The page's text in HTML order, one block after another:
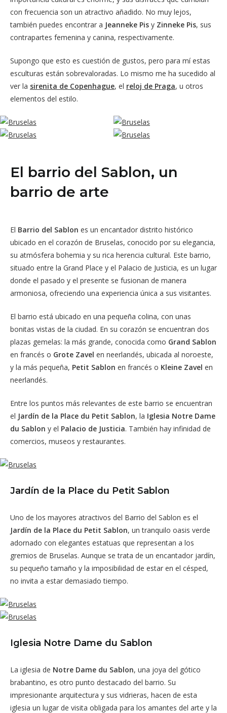
con frecuencia son un atractivo añadido. No muy lejos,
también puedes encontrar a Jeanneke Pis y Zinneke Pis, sus
contrapartes femenina y canina, respectivamente.
Supongo que esto es cuestión de gustos, pero para mí estas
esculturas están sobrevaloradas. Lo mismo me ha sucedido al
ver la sirenita de Copenhague, el reloj de Praga, u otros
elementos del estilo.
El barrio del Sablon, un
barrio de arte
El Barrio del Sablon es un encantador distrito histórico
ubicado en el corazón de Bruselas, conocido por su elegancia,
su atmósfera bohemia y su rica herencia cultural. Este barrio,
situado entre la Grand Place y el Palacio de Justicia, es un lugar
donde el pasado y el presente se fusionan de manera
armoniosa, ofreciendo una experiencia única a sus visitantes.
El barrio está ubicado en una pequeña colina, con unas
bonitas vistas de la ciudad. En su corazón se encuentran dos
plazas gemelas: la más grande, conocida como Grand Sablon
en francés o Grote Zavel en neerlandés, ubicada al noroeste,
y la más pequeña, Petit Sablon en francés o Kleine Zavel en
neerlandés.
Entre los puntos más relevantes de este barrio se encuentran
el Jardín de la Place du Petit Sablon, la Iglesia Notre Dame
du Sablon y el Palacio de Justicia. También hay infinidad de
comercios, museos y restaurantes.
Jardín de la Place du Petit Sablon
Uno de los mayores atractivos del Barrio del Sablon es el
Jardín de la Place du Petit Sablon, un tranquilo oasis verde
adornado con elegantes estatuas que representan a los
gremios de Bruselas. Aunque se trata de un encantador jardín,
su pequeño tamaño y la imposibilidad de estar en el césped,
no invita a estar demasiado tiempo.
Iglesia Notre Dame du Sablon
La iglesia de Notre Dame du Sablon, una joya del gótico
brabantino, es otro punto destacado del barrio. Su
impresionante arquitectura y sus vidrieras, hacen de esta
iglesia un lugar de visita obligada para los amantes del arte y la